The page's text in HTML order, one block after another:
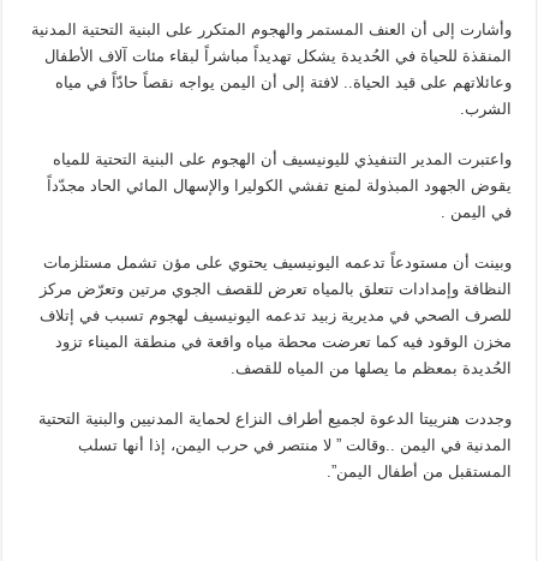
وأشارت إلى أن العنف المستمر والهجوم المتكرر على البنية التحتية المدنية
المنقذة للحياة في الحُديدة يشكل تهديداً مباشراً لبقاء مئات آلاف الأطفال
وعائلاتهم على قيد الحياة.. لافتة إلى أن اليمن يواجه نقصاً حادّاً في مياه
الشرب.
واعتبرت المدير التنفيذي لليونيسيف أن الهجوم على البنية التحتية للمياه
يقوض الجهود المبذولة لمنع تفشي الكوليرا والإسهال المائي الحاد مجدّداً
في اليمن .
وبينت أن مستودعاً تدعمه اليونيسيف يحتوي على مؤن تشمل مستلزمات
النظافة وإمدادات تتعلق بالمياه تعرض للقصف الجوي مرتين وتعرّض مركز
للصرف الصحي في مديرية زبيد تدعمه اليونيسيف لهجوم تسبب في إتلاف
مخزن الوقود فيه كما تعرضت محطة مياه واقعة في منطقة الميناء تزود
الحُديدة بمعظم ما يصلها من المياه للقصف.
وجددت هنرييتا الدعوة لجميع أطراف النزاع لحماية المدنيين والبنية التحتية
المدنية في اليمن ..وقالت ” لا منتصر في حرب اليمن، إذا أنها تسلب
المستقبل من أطفال اليمن”.